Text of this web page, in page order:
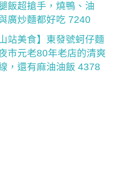
飯超搶手，燒鴨、油
廣炒麵都好吃 7240
站美食】東發號蚵仔麵
市元老80年老店的清爽
，還有麻油油飯 4378